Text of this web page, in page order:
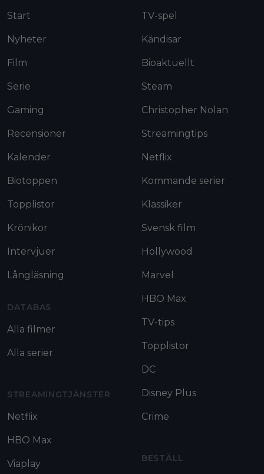
Start
Nyheter
Film
Serie
Gaming
Recensioner
Kalender
Biotoppen
Topplistor
Krönikor
Intervjuer
Långläsning
DATABAS
Alla filmer
Alla serier
STREAMINGTJÄNSTER
Netflix
HBO Max
Viaplay
TV-spel
Kändisar
Bioaktuellt
Steam
Christopher Nolan
Streamingtips
Netflix
Kommande serier
Klassiker
Svensk film
Hollywood
Marvel
HBO Max
TV-tips
Topplistor
DC
Disney Plus
Crime
BESTÄLL